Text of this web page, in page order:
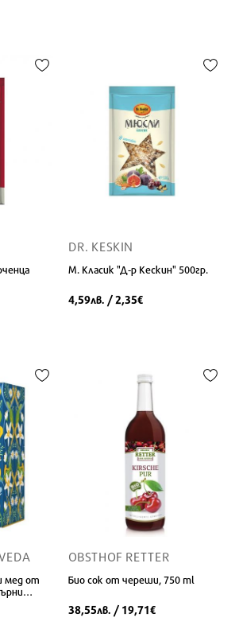
DR. KESKIN
М. Класик "Д-р Кескин" 500гр.
4,59лв. / 2,35€
мед от
OBSTHOF RETTER
Био сок от череши, 750 ml
38,55лв. / 19,71€